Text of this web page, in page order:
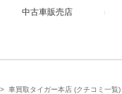
中古車販売店
車買取タイガー本店 (クチコミ一覧)